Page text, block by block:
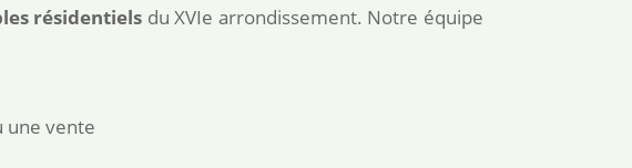
résidentiels du XVIe arrondissement. Notre équipe
une vente